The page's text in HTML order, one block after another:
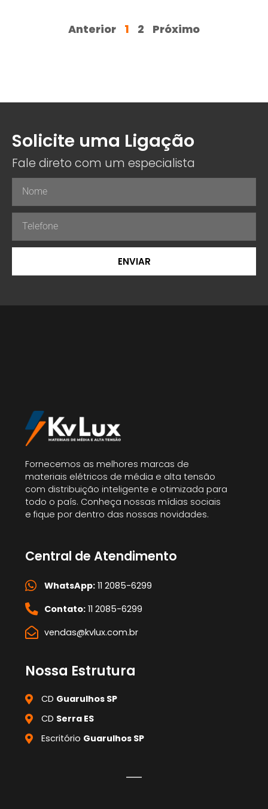
Anterior 1 2 Próximo
Solicite uma Ligação
Fale direto com um especialista
ENVIAR
Fornecemos as melhores marcas de
materiais elétricos de média e alta tensão
com distribuição inteligente e otimizada para
todo o país. Conheça nossas mídias sociais
e fique por dentro das nossas novidades.
Central de Atendimento
WhatsApp:11 2085-6299
Contato:11 2085-6299
vendas@kvlux.com.br
Nossa Estrutura
CD Guarulhos SP
CD Serra ES
Escritório Guarulhos SP